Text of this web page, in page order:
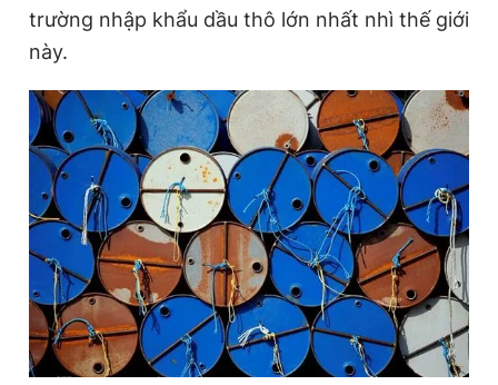
trường nhập khẩu dầu thô lớn nhất nhì thế giới
này.